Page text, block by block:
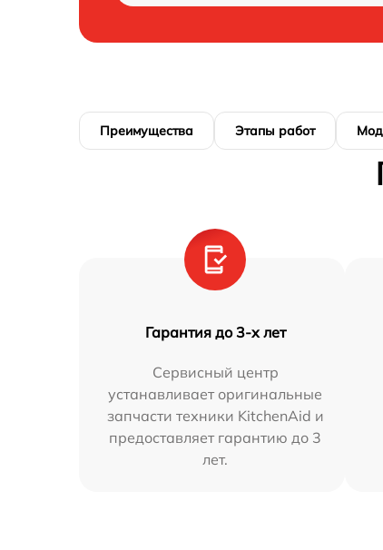
Преимущества Этапы работ
Гарантия до 3-х лет
Сервисный центр
устанавливает оригинальные
запчасти техники KitchenAid и
предоставляет гарантию до 3
лет.